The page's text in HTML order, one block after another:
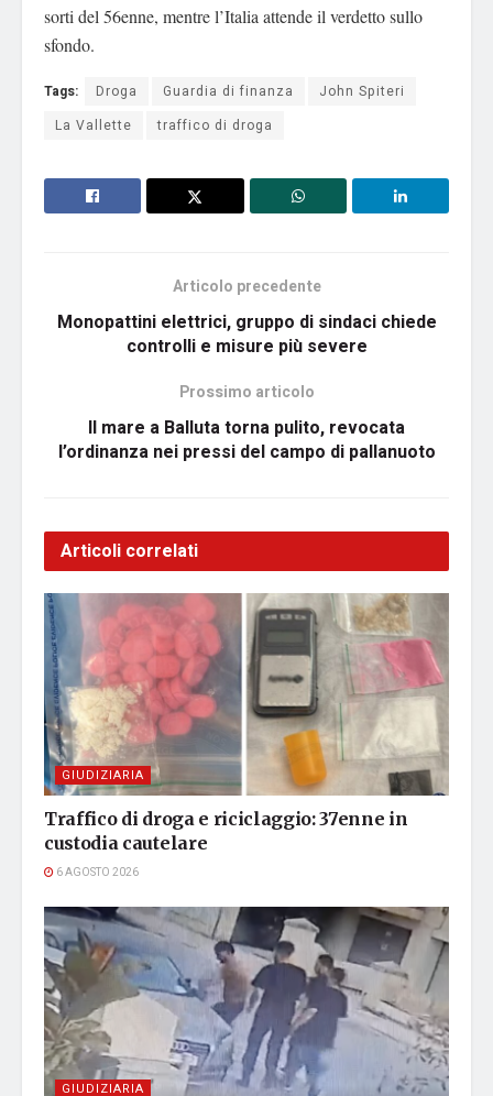
sorti del 56enne, mentre l’Italia attende il verdetto sullo
sfondo.
Tags: Droga Guardia di finanza
John Spiteri
La Vallette
traffico di droga
Articolo precedente
Monopattini elettrici, gruppo di sindaci chiede
controlli e misure più severe
Prossimo articolo
Il mare a Balluta torna pulito, revocata
l’ordinanza nei pressi del campo di pallanuoto
Articoli correlati
GIUDIZIARIA
Traffico di droga e riciclaggio: 37enne in
custodia cautelare
6 AGOSTO 2026
GIUDIZIARIA